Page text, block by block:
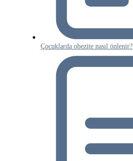
Çocuklarda obezite nasıl önlenir?